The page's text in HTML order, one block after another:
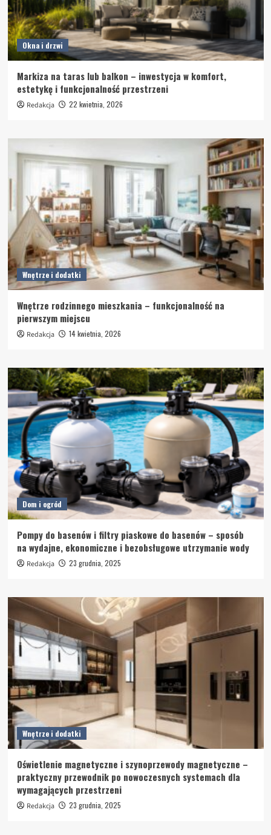
Okna i drzwi
Markiza na taras lub balkon – inwestycja w komfort,
estetykę i funkcjonalność przestrzeni
Redakcja 22 kwietnia, 2026
Wnętrze i dodatki
Wnętrze rodzinnego mieszkania – funkcjonalność na
pierwszym miejscu
Redakcja 14 kwietnia, 2026
Dom i ogród
Pompy do basenów i filtry piaskowe do basenów – sposób
na wydajne, ekonomiczne i bezobsługowe utrzymanie wody
Redakcja 23 grudnia, 2025
Wnętrze i dodatki
Oświetlenie magnetyczne i szynoprzewody magnetyczne –
praktyczny przewodnik po nowoczesnych systemach dla
wymagających przestrzeni
Redakcja 23 grudnia, 2025